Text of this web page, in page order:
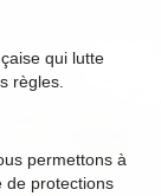
qui lutte
règles.
permettons à
de protections